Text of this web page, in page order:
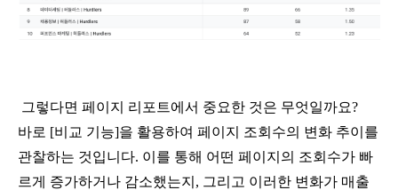
그렇다면 페이지 리포트에서 중요한 것은 무엇일까요?
바로 [비교 기능]을 활용하여 페이지 조회수의 변화 추이를
관찰하는 것입니다. 이를 통해 어떤 페이지의 조회수가 빠
르게 증가하거나 감소했는지, 그리고 이러한 변화가 매출